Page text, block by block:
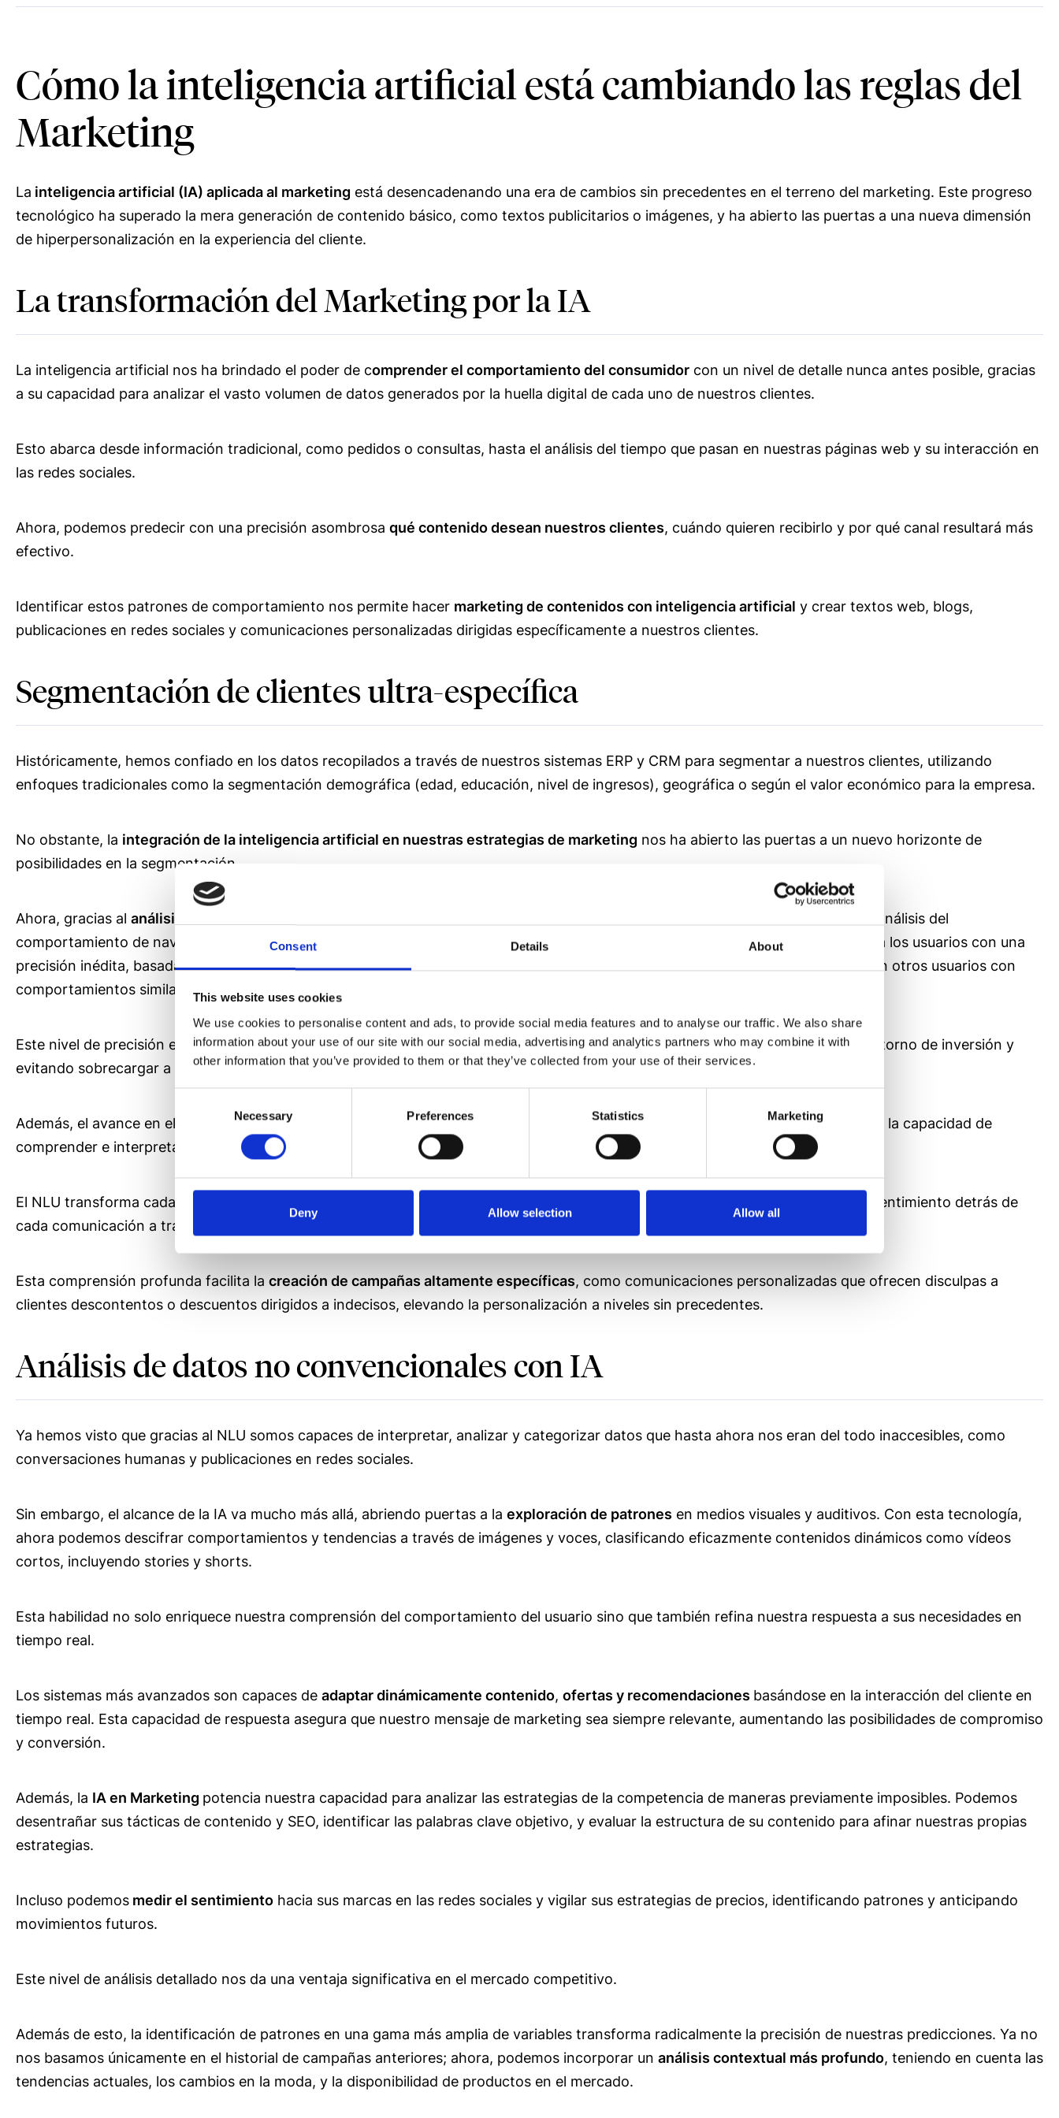
Consent Details About
This website uses cookies
We use cookies to personalise content and ads, to provide social media features and to analyse our traffic. We also share
information about your use of our site with our social media, advertising and analytics partners who may combine it with
other information that you’ve provided to them or that they’ve collected from your use of their services.
Selection
Necessary Preferences Statistics Marketing
Deny Allow selection Allow all
Cómo la inteligencia artificial está cambiando las reglas del
Marketing
La inteligencia artificial (IA) aplicada al marketing está desencadenando una era de cambios sin precedentes en el terreno del marketing. Este progreso
tecnológico ha superado la mera generación de contenido básico, como textos publicitarios o imágenes, y ha abierto las puertas a una nueva dimensión
de hiperpersonalización en la experiencia del cliente.
La transformación del Marketing por la IA
La inteligencia artificial nos ha brindado el poder de comprender el comportamiento del consumidor con un nivel de detalle nunca antes posible, gracias
a su capacidad para analizar el vasto volumen de datos generados por la huella digital de cada uno de nuestros clientes.
Esto abarca desde información tradicional, como pedidos o consultas, hasta el análisis del tiempo que pasan en nuestras páginas web y su interacción en
las redes sociales.
Ahora, podemos predecir con una precisión asombrosa qué contenido desean nuestros clientes, cuándo quieren recibirlo y por qué canal resultará más
efectivo.
Identificar estos patrones de comportamiento nos permite hacer marketing de contenidos con inteligencia artificial y crear textos web, blogs,
publicaciones en redes sociales y comunicaciones personalizadas dirigidas específicamente a nuestros clientes.
Segmentación de clientes ultra-específica
Históricamente, hemos confiado en los datos recopilados a través de nuestros sistemas ERP y CRM para segmentar a nuestros clientes, utilizando
enfoques tradicionales como la segmentación demográfica (edad, educación, nivel de ingresos), geográfica o según el valor económico para la empresa.
No obstante, la integración de la inteligencia artificial en nuestras estrategias de marketing nos ha abierto las puertas a un nuevo horizonte de
posibilidades en la segmentación.
Ahora, gracias al análisis de datos con IA
, podemos realizar segmentaciones mucho más detalladas y específicas. Esto incluye el análisis del
comportamiento de navegación de los clientes en nuestra web y sus interacciones en redes sociales, permitiéndonos segmentar a los usuarios con una
precisión inédita, basada en su presupuesto, intereses actuales e incluso intereses futuros anticipados por patrones observados en otros usuarios con
comportamientos similares.
Este nivel de precisión en la segmentación nos permitediseñar campañas con objetivos mucho más ajustados, optimizando el retorno de inversión y
evitando sobrecargar a aquellos clientes que no muestran interés en productos específicos.
Además, el avance en el Entendimiento del Lenguaje Natural(NLU, por sus siglas en inglés) ha dotado a la inteligencia artificial de la capacidad de
comprender e interpretar el lenguaje humano de una manera casi humana.
El NLU transforma cada interacción de los clientes con la marca en una fuente de información valiosa, permitiéndonos captar el sentimiento detrás de
cada comunicación a través de todos los canales disponibles, desde redes sociales hasta equipos de soporte.
Esta comprensión profunda facilita la creación de campañas altamente específicas, como comunicaciones personalizadas que ofrecen disculpas a
clientes descontentos o descuentos dirigidos a indecisos, elevando la personalización a niveles sin precedentes.
Análisis de datos no convencionales con IA
Ya hemos visto que gracias al NLU somos capaces de interpretar, analizar y categorizar datos que hasta ahora nos eran del todo inaccesibles, como
conversaciones humanas y publicaciones en redes sociales.
Sin embargo, el alcance de la IA va mucho más allá, abriendo puertas a la exploración de patrones en medios visuales y auditivos. Con esta tecnología,
ahora podemos descifrar comportamientos y tendencias a través de imágenes y voces, clasificando eficazmente contenidos dinámicos como vídeos
cortos, incluyendo stories y shorts.
Esta habilidad no solo enriquece nuestra comprensión del comportamiento del usuario sino que también refina nuestra respuesta a sus necesidades en
tiempo real.
Los sistemas más avanzados son capaces de adaptar dinámicamente contenido, ofertas y recomendaciones basándose en la interacción del cliente en
tiempo real. Esta capacidad de respuesta asegura que nuestro mensaje de marketing sea siempre relevante, aumentando las posibilidades de compromiso
y conversión.
Además, la IA en Marketing potencia nuestra capacidad para analizar las estrategias de la competencia de maneras previamente imposibles. Podemos
desentrañar sus tácticas de contenido y SEO, identificar las palabras clave objetivo, y evaluar la estructura de su contenido para afinar nuestras propias
estrategias.
Incluso podemos medir el sentimiento hacia sus marcas en las redes sociales y vigilar sus estrategias de precios, identificando patrones y anticipando
movimientos futuros.
Este nivel de análisis detallado nos da una ventaja significativa en el mercado competitivo.
Además de esto, la identificación de patrones en una gama más amplia de variables transforma radicalmente la precisión de nuestras predicciones. Ya no
nos basamos únicamente en el historial de campañas anteriores; ahora, podemos incorporar un análisis contextual más profundo, teniendo en cuenta las
tendencias actuales, los cambios en la moda, y la disponibilidad de productos en el mercado.